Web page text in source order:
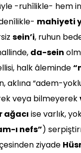
-ruhîlikle- hem
mahiyeti
sein’i, ruhun
da-sein
halk âleminde
aklına “adem-
veya bilmeyerek
ağacı ise varlık,
ı nefs”)
ziyade